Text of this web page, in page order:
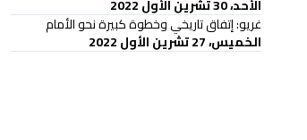
الأحد، 30 تشرين الأول 2022
غريو: إتفاق تاريخي وخطوة كبيرة نحو الأمام
الخميس، 27 تشرين الأول 2022